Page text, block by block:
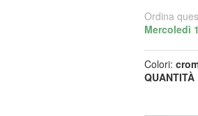
Ordina
Mercoledì
Colori:
QUANTITÀ